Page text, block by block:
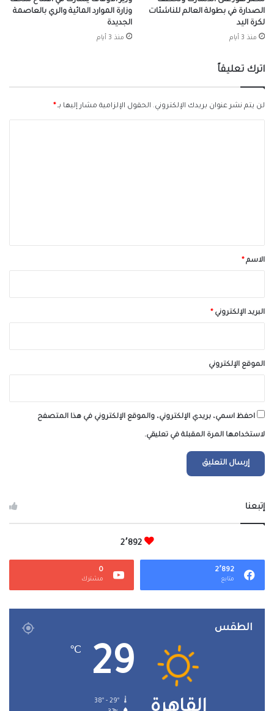
الصدارة في بطولة العالم للناشئات
لكرة اليد
منذ 3 أيام
وزارة الموارد المائية والري بالعاصمة
الجديدة
منذ 3 أيام
اترك تعليقاً
لن يتم نشر عنوان بريدك الإلكتروني. الحقول الإلزامية مشار إليها بـ*
*الاسم*
البريد الإلكتروني*
الموقع الإلكتروني
احفظ اسمي، بريدي الإلكتروني، والموقع الإلكتروني في هذا المتصفح
لاستخدامها المرة المقبلة في تعليقي.
إتبعنا
2٬892
2٬892
متابع
0
مشترك
الطقس
29
℃
38º - 29º